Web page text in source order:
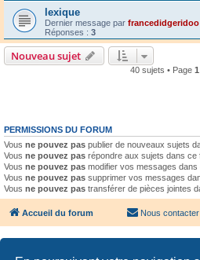
lexique
Dernier message par francedidgeridoo
Réponses : 3
Nouveau sujet
40 sujets • Page 1
PERMISSIONS DU FORUM
Vous ne pouvez pas publier de nouveaux sujets
Vous ne pouvez pas répondre aux sujets dans ce
Vous ne pouvez pas modifier vos messages dans
Vous ne pouvez pas supprimer vos messages
Vous ne pouvez pas transférer de pièces jointes
Accueil du forum Nous contacter